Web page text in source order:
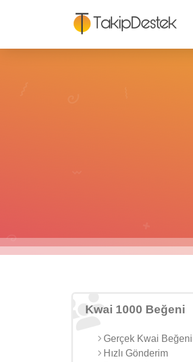
Kwai 1000 Beğeni
Gerçek Kwai Beğeni
Hızlı Gönderim